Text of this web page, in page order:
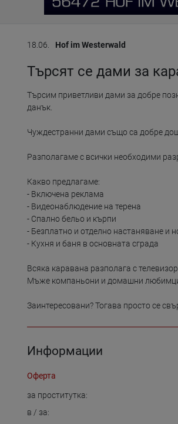
18.06. Hof im Westerwald
Търсят се дами за
Търсим приветливи дами за добре
данък.
Чуждестранни дами също са добре
Разполагаме с всички необходими
Какво предлагаме:
- Включена реклама
- Видеонаблюдение на терена
- Спално бельо и кърпи
- Безплатно и отделно настаняване и
- Кухня и баня в основната сграда
Всяка каравана разполага с
Мъже компаньони и домашни
Заинтересовани? Тогава просто се
Информации
Оферта
за проститутка:
в / за: